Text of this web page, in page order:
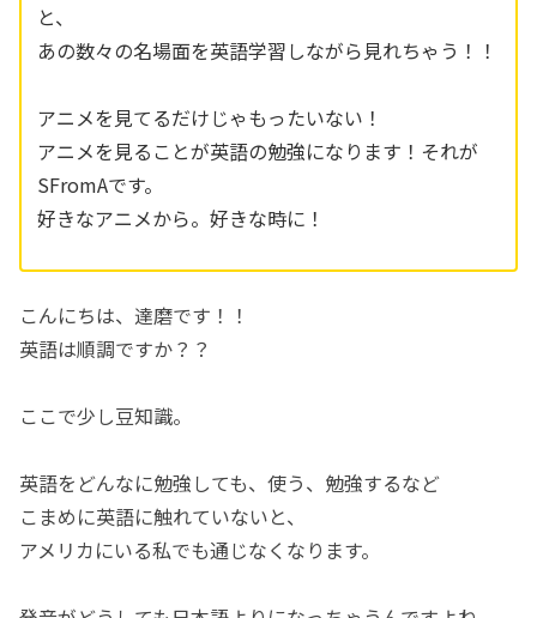
と、
あの数々の名場面を英語学習しながら見れちゃう！！
アニメを見てるだけじゃもったいない！
アニメを見ることが英語の勉強になります！それが
SFromAです。
好きなアニメから。好きな時に！
こんにちは、達磨です！！
英語は順調ですか？？
ここで少し豆知識。
英語をどんなに勉強しても、使う、勉強するなど
こまめに英語に触れていないと、
アメリカにいる私でも通じなくなります。